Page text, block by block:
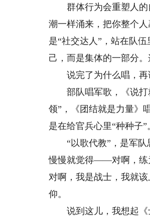
群体行为会重塑人的自
潮一样涌来，把你整个
是“社交达人”，站在队
己，而是集体的一部分
说完了为什么唱，再
部队唱军歌，《说打
领”，《团结就是力量》
是在给官兵心里“种种子”
“以歌代教”，是军队
慢慢就觉得——对啊，练
对啊，我是战士，我就
仰。
说到这儿，我想起《